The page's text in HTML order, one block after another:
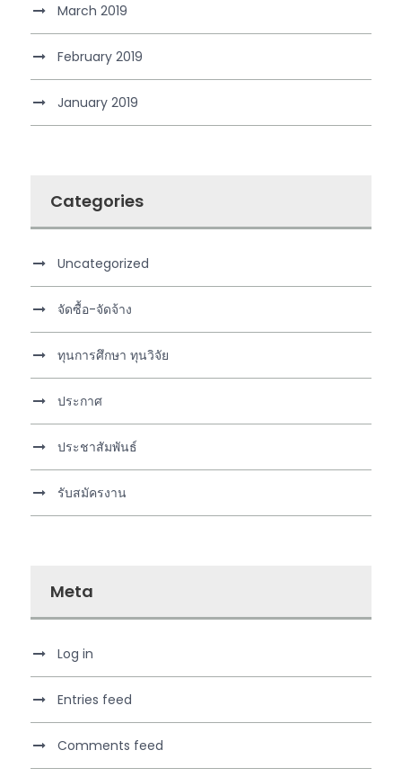
March 2019
February 2019
January 2019
Categories
Uncategorized
จัดซื้อ-จัดจ้าง
ทุนการศึกษา ทุนวิจัย
ประกาศ
ประชาสัมพันธ์
รับสมัครงาน
Meta
Log in
Entries feed
Comments feed